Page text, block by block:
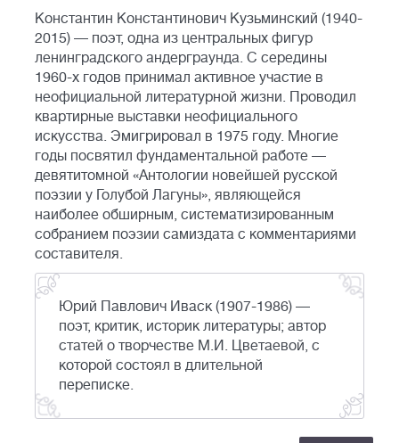
Константин Константинович Кузьминский (1940-
2015) — поэт, одна из центральных фигур
ленинградского андерграунда. С середины
1960-х годов принимал активное участие в
неофициальной литературной жизни. Проводил
квартирные выставки неофициального
искусства. Эмигрировал в 1975 году. Многие
годы посвятил фундаментальной работе —
девятитомной «Антологии новейшей русской
поэзии у Голубой Лагуны», являющейся
наиболее обширным, систематизированным
собранием поэзии самиздата с комментариями
составителя.
Юрий Павлович Иваск (1907-1986) —
поэт, критик, историк литературы; автор
статей о творчестве М.И. Цветаевой, с
которой состоял в длительной
переписке.